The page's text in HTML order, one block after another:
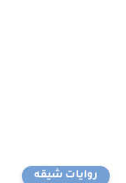
روايات شيقه